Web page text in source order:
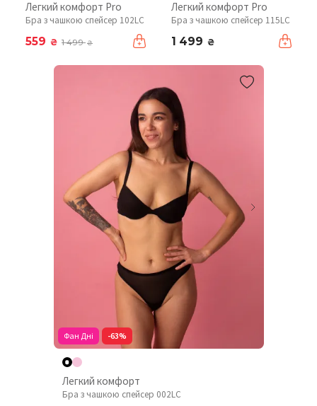
Легкий комфорт Pro
Бра з чашкою спейсер 102LC
559 ₴ 1 499₴
Легкий комфорт Pro
Бра з чашкою спейсер 115LC
1 499 ₴
Фан Дні -63%
Легкий комфорт
Бра з чашкою спейсер 002LC